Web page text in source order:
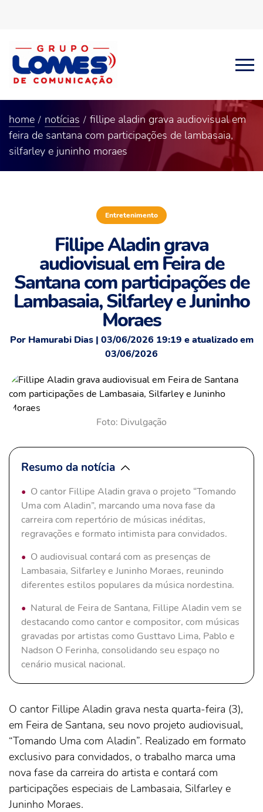
home notícias
fillipe aladin grava audiovisual em
feira de santana com participações de lambasaia,
silfarley e juninho moraes
Entretenimento
Fillipe Aladin grava
audiovisual em Feira de
Santana com participações de
Lambasaia, Silfarley e Juninho
Moraes
Por Hamurabi Dias | 03/06/2026 19:19 e atualizado em
03/06/2026
Foto: Divulgação
Resumo da notícia
O cantor Fillipe Aladin grava o projeto “Tomando
Uma com Aladin”, marcando uma nova fase da
carreira com repertório de músicas inéditas,
regravações e formato intimista para convidados.
O audiovisual contará com as presenças de
Lambasaia, Silfarley e Juninho Moraes, reunindo
diferentes estilos populares da música nordestina.
Natural de Feira de Santana, Fillipe Aladin vem se
destacando como cantor e compositor, com músicas
gravadas por artistas como Gusttavo Lima, Pablo e
Nadson O Ferinha, consolidando seu espaço no
cenário musical nacional.
O cantor Fillipe Aladin grava nesta quarta-feira (3),
em Feira de Santana, seu novo projeto audiovisual,
“Tomando Uma com Aladin”. Realizado em formato
exclusivo para convidados, o trabalho marca uma
nova fase da carreira do artista e contará com
participações especiais de Lambasaia, Silfarley e
Juninho Moraes.